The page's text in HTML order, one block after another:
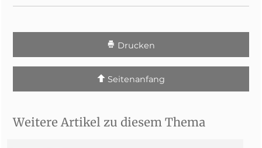
Drucken
Seitenanfang
Weitere Artikel zu diesem Thema